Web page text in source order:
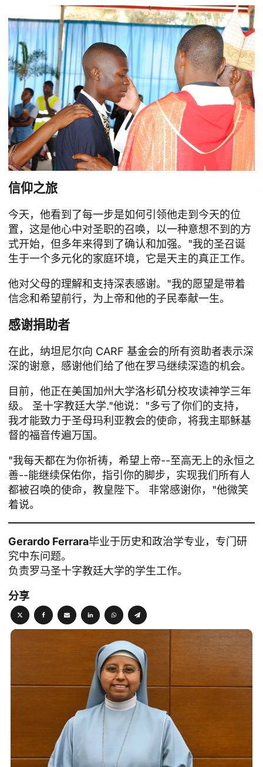
信仰之旅
今天，他看到了每一步是如何引领他走到今天的位
置，这是他心中对圣职的召唤，以一种意想不到的方
式开始，但多年来得到了确认和加强。"我的圣召诞
生于一个多元化的家庭环境，它是天主的真正工作。
他对父母的理解和支持深表感谢。"我的愿望是带着
信念和希望前行，为上帝和他的子民奉献一生。
感谢捐助者
在此，纳坦尼尔向 CARF 基金会的所有资助者表示深
深的谢意，感谢他们给了他在罗马继续深造的机会。
目前，他正在美国加州大学洛杉矶分校攻读神学三年
级。 圣十字教廷大学."他说："多亏了你们的支持，
我才能致力于圣母玛利亚教会的使命，将我主耶稣基
督的福音传遍万国。
"我每天都在为你祈祷，希望上帝--至高无上的永恒之
善--能继续保佑你，指引你的脚步，实现我们所有人
都被召唤的使命，教皇陛下。 非常感谢你，"他微笑
着说。
Gerardo Ferrara毕业于历史和政治学专业，专门研
究中东问题。
负责罗马圣十字教廷大学的学生工作。
分享